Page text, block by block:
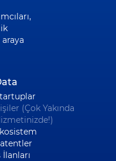
(Çok Yakında
İlanları